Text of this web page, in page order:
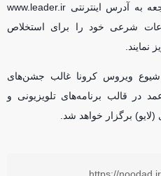
آن هموطنان عزیز می‌توانند با مراجعه به آدرس اینترنتی www.leader.ir
شرعی خود را برای استخلاص
ویروس کرونا غالب جشن‌های
در قالب برنامه‌های تلویزیونی و
برگزار خواهد شد.